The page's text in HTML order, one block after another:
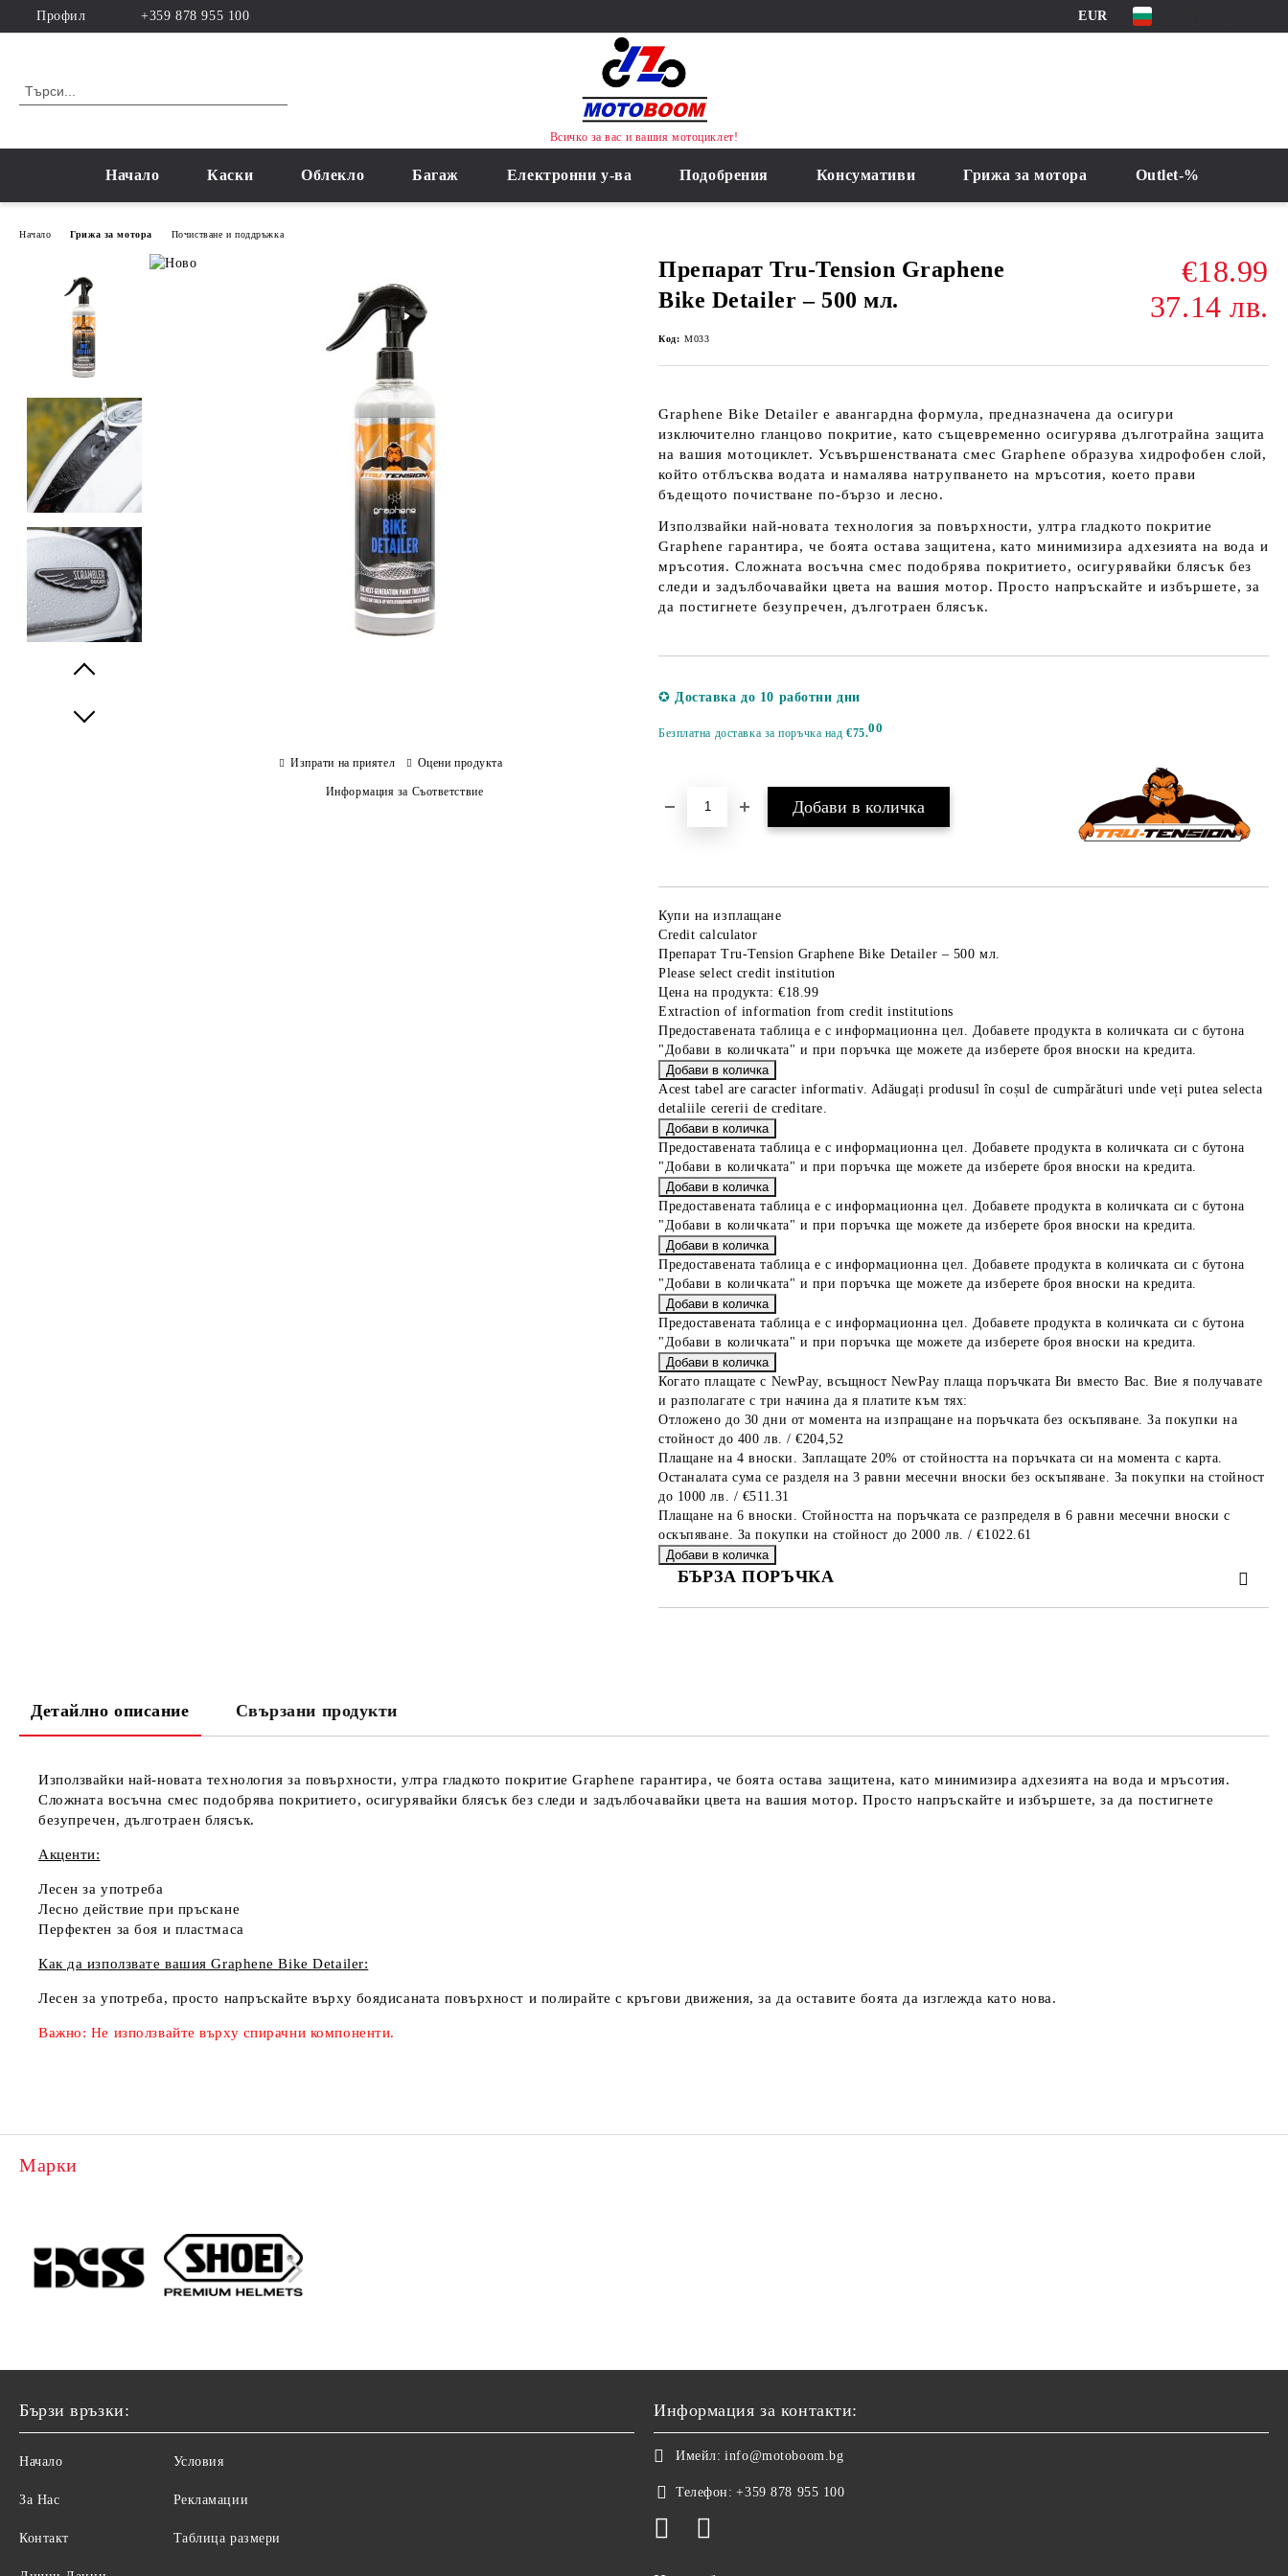
Профил +359 878 955 100 EUR
Всичко за вас и вашия мотоциклет!
Начало Каски Облекло Багаж Електронни у-ва Подобрения Консумативи Грижа за мотора Outlet-%
Начало Грижа за мотора Почистване и поддръжка
Препарат Tru-Tension Graphene
Bike Detailer – 500 мл.
€18.99
37.14 лв.
Код: M033
Graphene Bike Detailer е авангардна формула, предназначена да осигури
изключително гланцово покритие, като същевременно осигурява дълготрайна защита
на вашия мотоциклет. Усъвършенстваната смес Graphene образува хидрофобен слой,
който отблъсква водата и намалява натрупването на мръсотия, което прави
бъдещото почистване по-бързо и лесно.
Използвайки най-новата технология за повърхности, ултра гладкото покритие
Grapheneгарантира, че боята остава защитена, като минимизира адхезията на вода и
мръсотия. Сложната восъчна смес подобрява покритието, осигурявайки блясък без
следи и задълбочавайки цвета на вашия мотор. Просто напръскайте и избършете, за
да постигнете безупречен, дълготраен блясък.
✪ Доставка до 10 работни дни
Безплатна доставка за поръчка над€75.00
Купи на изплащане
Credit calculator
Препарат Tru-Tension Graphene Bike Detailer – 500 мл.
Please select credit institution
Цена на продукта: €18.99
Extraction of information from credit institutions
Предоставената таблица е с информационна цел. Добавете продукта в количката си с бутона
"Добави в количката" и при поръчка ще можете да изберете броя вноски на кредита.
Acest tabel are caracter informativ. Adăugați produsul în coșul de cumpărături unde veți putea selecta
detaliile cererii de creditare.
Предоставената таблица е с информационна цел. Добавете продукта в количката си с бутона
"Добави в количката" и при поръчка ще можете да изберете броя вноски на кредита.
Предоставената таблица е с информационна цел. Добавете продукта в количката си с бутона
"Добави в количката" и при поръчка ще можете да изберете броя вноски на кредита.
Предоставената таблица е с информационна цел. Добавете продукта в количката си с бутона
"Добави в количката" и при поръчка ще можете да изберете броя вноски на кредита.
Предоставената таблица е с информационна цел. Добавете продукта в количката си с бутона
"Добави в количката" и при поръчка ще можете да изберете броя вноски на кредита.
Когато плащате с NewPay, всъщност NewPay плаща поръчката Ви вместо Вас. Вие я получавате
и разполагате с три начина да я платите към тях:
Отложено до 30 дни от момента на изпращане на поръчката без оскъпяване. За покупки на
стойност до 400 лв. / €204,52
Плащане на 4 вноски. Заплащате 20% от стойността на поръчката си на момента с карта.
Останалата сума се разделя на 3 равни месечни вноски без оскъпяване. За покупки на стойност
до 1000 лв. / €511.31
Плащане на 6 вноски. Стойността на поръчката се разпределя в 6 равни месечни вноски с
оскъпяване. За покупки на стойност до 2000 лв. / €1022.61
БЪРЗА ПОРЪЧКА
Изпрати на приятел Оцени продукта
Информация за Съответствие
Детайлно описание Свързани продукти
Използвайки най-новата технология за повърхности, ултра гладкото покритиеGraphene гарантира, че боята остава защитена, като минимизира адхезията на вода и мръсотия.
Сложната восъчна смес подобрява покритието, осигурявайки блясък без следи и задълбочавайки цвета на вашия мотор. Просто напръскайте и избършете, за да постигнете
безупречен, дълготраен блясък.
Акценти:
Лесен за употреба
Лесно действие при пръскане
Перфектен за боя и пластмаса
Как да използвате вашия Graphene Bike Detailer:
Лесен за употреба, просто напръскайте върху боядисаната повърхност и полирайте с кръгови движения, за да оставите боята да изглежда като нова.
Важно: Не използвайте върху спирачни компоненти.
Марки
Бързи връзки:
Начало
За Нас
Контакт
Условия
Рекламации
Таблица размери
Информация за контакти:
Имейл: info@motoboom.bg
Телефон: +359 878 955 100